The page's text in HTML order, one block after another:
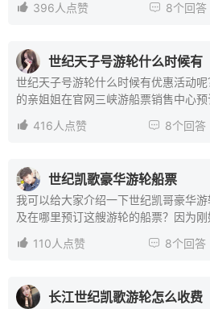
还有其他系列的豪华邮轮。去年八月
和叔叔一起携伴出游去三峡。整个行
也玩得非常开心，拍了很多在三峡景点
很多旅游的有趣的故事。她玩的开心
工作不那么忙的时候，可以带他一起
 396人点赞  8个回答
世纪天子号游轮什么时候有
世纪天子号游轮什么时候有优惠活动
的亲姐姐在官网三峡游船票销售中心
一下，就在官网上预订了上海回重庆
在官网看到，只有世纪传奇号有优惠
优惠活动，建议你可以经常在官网上刷
 416人点赞  8个回答
世纪凯歌豪华游轮船票
我可以给大家介绍一下世纪凯哥豪华
及在哪里预订这艘游轮的船票？因为
预订世纪凯歌豪华游轮，是在网站上
轮。而且这个游轮他是在19年12月份
修以及游船房间都是相当豪华的，而且
 110人点赞  8个回答
长江世纪凯歌游轮怎么收费